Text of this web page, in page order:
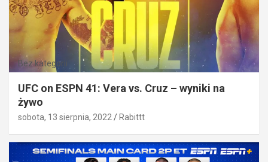
Bez kategorii
UFC on ESPN 41: Vera vs. Cruz – wyniki na
żywo
sobota, 13 sierpnia, 2022 Rabittt